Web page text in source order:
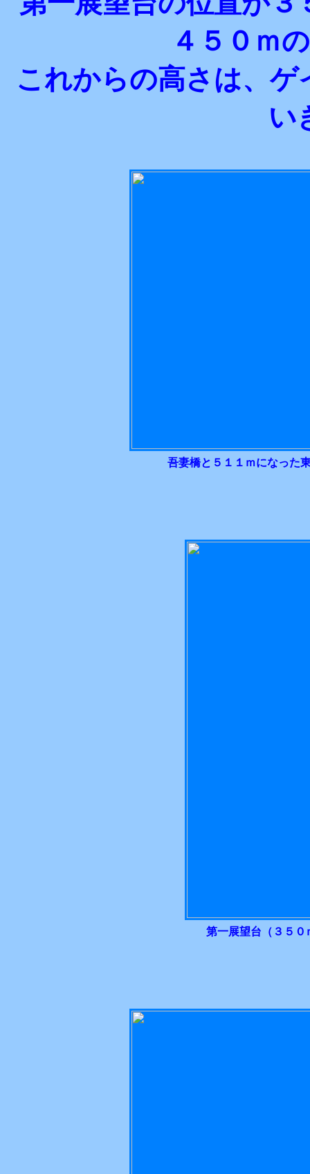
４５０ｍ
これからの高さは、
い
吾妻橋と５１１ｍになった
第一展望台（３５０